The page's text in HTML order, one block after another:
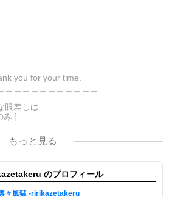
you for your time.
眼差しは
み.]
d/7GbUq3Z
eLvAyy5
＿＿＿＿＿＿＿＿＿＿＿
本 版]
えるような眼差しは”部分[主人公である
もっと見る
のプロフィール
々風猛 -ririkazetakeru